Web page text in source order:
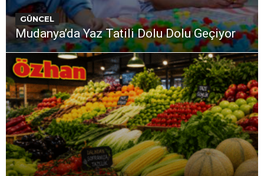
GÜNCEL
Mudanya’da Yaz Tatili Dolu Dolu Geçiyor